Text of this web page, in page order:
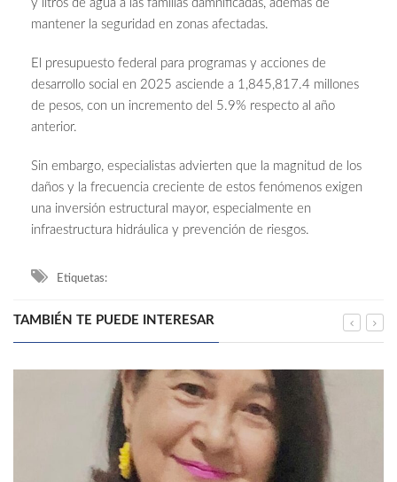
y litros de agua a las familias damnificadas, además de
mantener la seguridad en zonas afectadas.
El presupuesto federal para programas y acciones de
desarrollo social en 2025 asciende a 1,845,817.4 millones
de pesos, con un incremento del 5.9% respecto al año
anterior.
Sin embargo, especialistas advierten que la magnitud de los
daños y la frecuencia creciente de estos fenómenos exigen
una inversión estructural mayor, especialmente en
infraestructura hidráulica y prevención de riesgos.
Etiquetas:
TAMBIÉN TE PUEDE INTERESAR